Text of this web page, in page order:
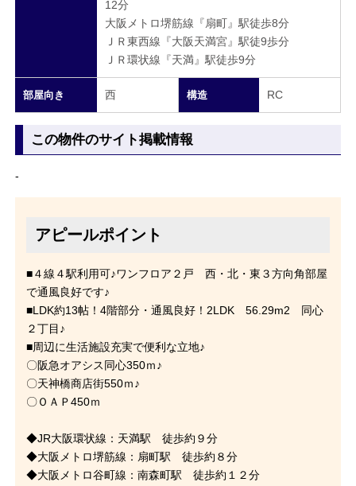
12分
大阪メトロ堺筋線『扇町』駅徒歩8分
ＪＲ東西線『大阪天満宮』駅徒9歩分
ＪＲ環状線『天満』駅徒歩9分
部屋向き 西 構造 RC
この物件のサイト掲載情報
-
アピールポイント
■４線４駅利用可♪ワンフロア２戸 西・北・東３方向角部屋
で通風良好です♪
■LDK約13帖！4階部分・通風良好！2LDK 56.29m2 同心
２丁目♪
■周辺に生活施設充実で便利な立地♪
〇阪急オアシス同心350ｍ♪
〇天神橋商店街550ｍ♪
〇ＯＡＰ450ｍ
◆JR大阪環状線：天満駅 徒歩約９分
◆大阪メトロ堺筋線：扇町駅 徒歩約８分
◆大阪メトロ谷町線：南森町駅 徒歩約１２分